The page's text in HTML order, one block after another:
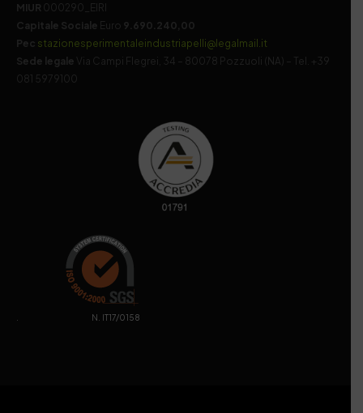
MIUR 000290_EIRI
Capitale Sociale Euro 9.690.240,00
Pec stazionesperimentaleindustriapelli@legalmail.it
Sede legale
Via Campi Flegrei, 34 – 80078 Pozzuoli (NA) – Tel. +39
081 5979100
. N. IT17/0158